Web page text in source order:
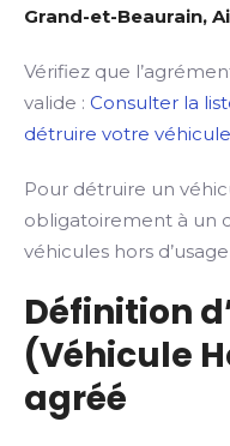
Grand-et-Beaurain,
Vérifiez que
valide : Consulter la
détruire votre véhicule
Pour détruire un
obligatoirement à un
véhicules hors
Définition
(Véhicule
agréé